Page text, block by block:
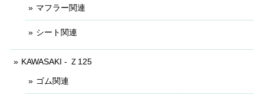
マフラー関連
シート関連
KAWASAKI - Ｚ125
ゴム関連